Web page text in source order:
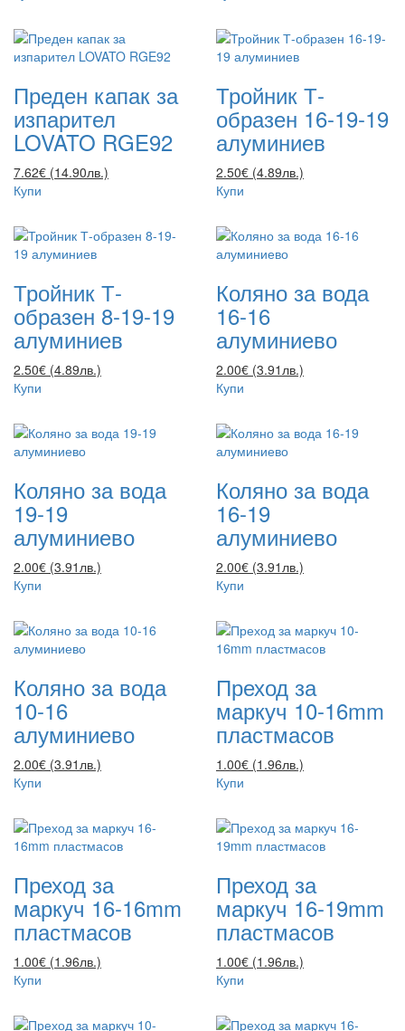
Преден капак за
изпарител
LOVATO RGE92
7.62€ (14.90лв.)
Купи
Тройник Т-
образен 16-19-19
алуминиев
2.50€ (4.89лв.)
Купи
Тройник Т-
образен 8-19-19
алуминиев
2.50€ (4.89лв.)
Купи
Коляно за вода
16-16
алуминиево
2.00€ (3.91лв.)
Купи
Коляно за вода
19-19
алуминиево
2.00€ (3.91лв.)
Купи
Коляно за вода
16-19
алуминиево
2.00€ (3.91лв.)
Купи
Коляно за вода
10-16
алуминиево
2.00€ (3.91лв.)
Купи
Преход за
маркуч 10-16mm
пластмасов
1.00€ (1.96лв.)
Купи
Преход за
маркуч 16-16mm
пластмасов
1.00€ (1.96лв.)
Купи
Преход за
маркуч 16-19mm
пластмасов
1.00€ (1.96лв.)
Купи